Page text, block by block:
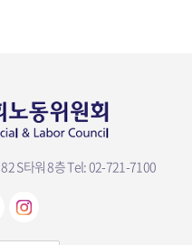
S타워 8층Tel: 02-721-7100
다운로드 선택